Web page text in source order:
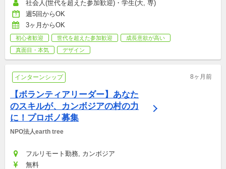
社会人(世代を超えた参加歓迎)・学生(大, 専)
週5回からOK
3ヶ月からOK
初心者歓迎 世代を超えた参加歓迎
成長意欲が高い
真面目・本気
デザイン
インターンシップ 8ヶ月前
【ボランティアリーダー】あなた
のスキルが、カンボジアの村の力
に！プロボノ募集
NPO法人earth tree
フルリモート勤務, カンボジア
無料